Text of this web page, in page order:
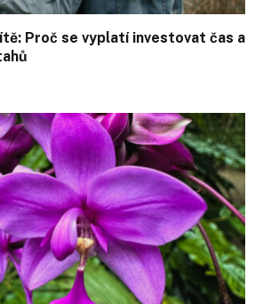
Proč se vyplatí investovat čas a